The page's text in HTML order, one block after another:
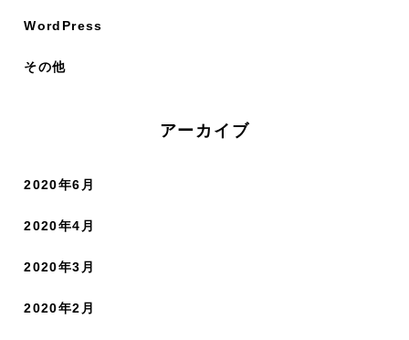
WordPress
その他
アーカイブ
2020年6月
2020年4月
2020年3月
2020年2月